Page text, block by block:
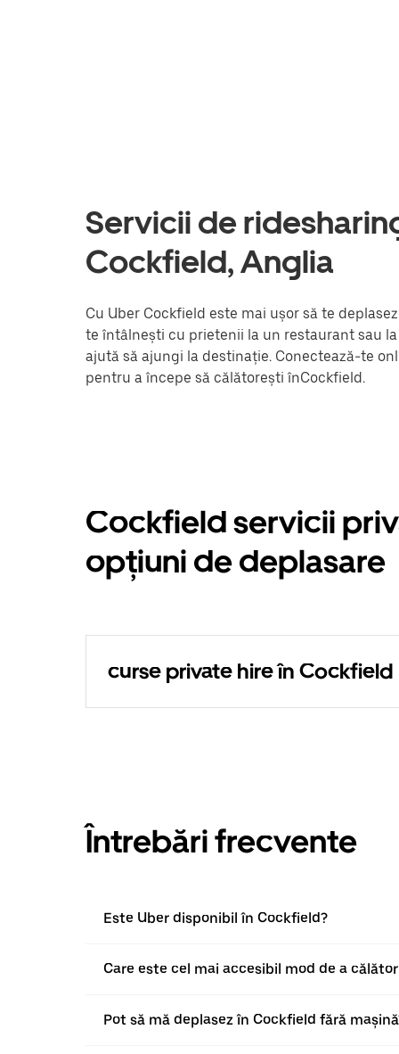
Servicii de
Cockfield, Anglia
Cu Uber Cockfield este mai ușor să te
te întâlnești cu prietenii la un restaurant sau
ajută să ajungi la destinație. Conectează-te
pentru a începe să călătorești înCockfield.
Cockfield servicii
opțiuni de deplasare
curse private hire în Cockfield
Întrebări frecvente
Este Uber disponibil în Cockfield?
Care este cel mai accesibil mod de a
Pot să mă deplasez în Cockfield fără